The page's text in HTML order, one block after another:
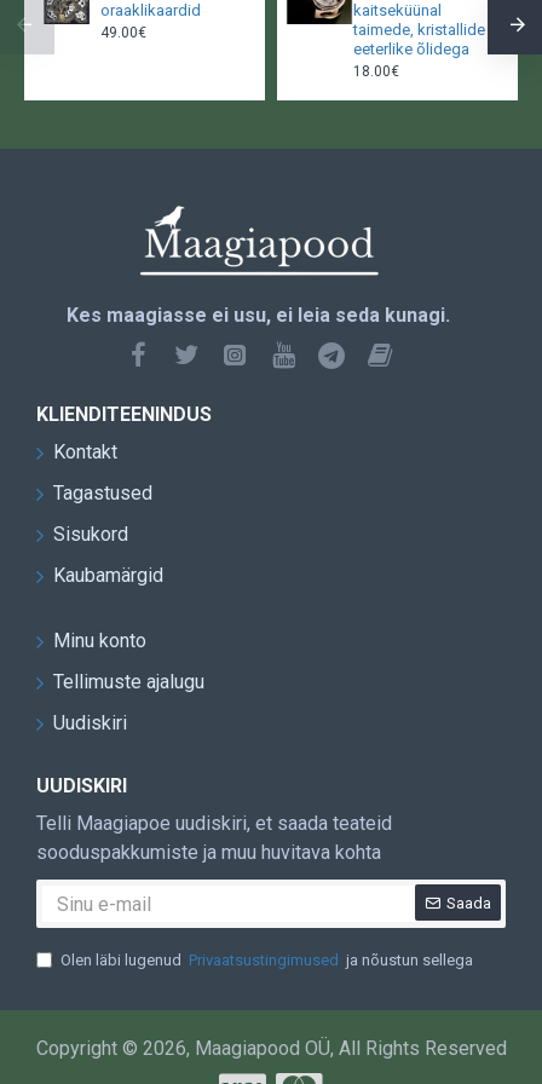
oraaklikaardid
49.00€
kaitseküünal
taimede, kristallide ja
eeterlike õlidega
18.00€
Kes maagiasse ei usu, ei leia seda kunagi.
KLIENDITEENINDUS
Kontakt
Tagastused
Sisukord
Kaubamärgid
Minu konto
Tellimuste ajalugu
Uudiskiri
UUDISKIRI
Telli Maagiapoe uudiskiri, et saada teateid
sooduspakkumiste ja muu huvitava kohta
Saada
Olen läbi lugenud Privaatsustingimused ja nõustun sellega
Copyright © 2026, Maagiapood OÜ, All Rights Reserved